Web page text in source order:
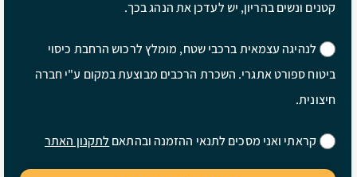
קטנים ונשים בהריון, יש לעדכן את הנהג בכך.
לנהיגה עצמאית ברכבי שטח, מומלץ לרכוש הרחבת כיסוי
ביטוח ספורט אתגרי. השכרת הרכבים מבוצעת במקום ע"י חברה
חיצונית.
קראתי ואני מסכים לתנאי ההזמנה ובהתאם לתקנון האתר